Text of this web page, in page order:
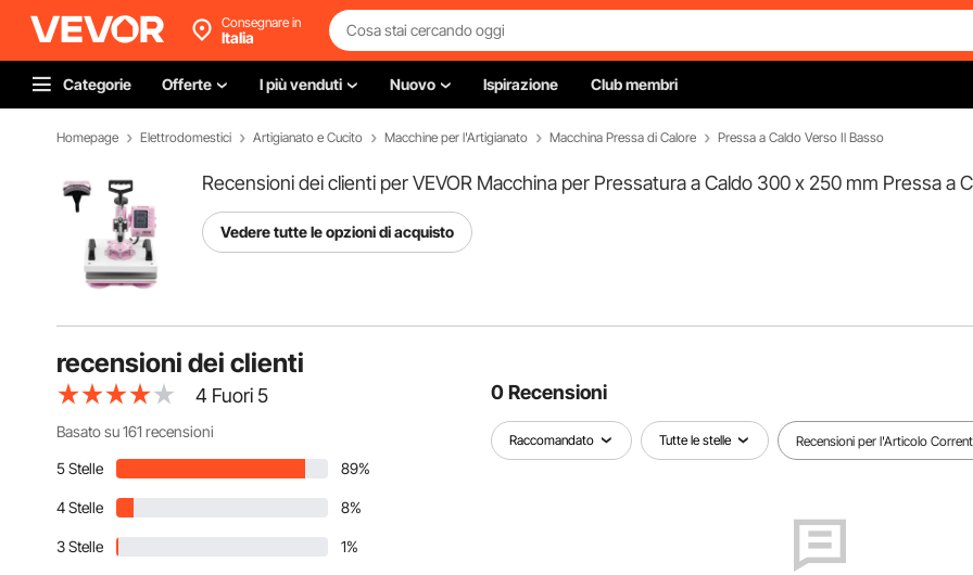
Consegnare in
Italia
Categorie Offerte I più venduti Nuovo Ispirazione Club membri
Homepage Elettrodomestici Artigianato e Cucito Macchine per l'Artigianato Macchina Pressa di Calore Pressa a Caldo Verso Il Basso
Recensioni dei clienti per VEVOR Macchina per Pressatura a Caldo 300 x 250 mm Pressa a
Vedere tutte le opzioni di acquisto
recensioni dei clienti
4 Fuori 5
Basato su 161 recensioni
5 Stelle
89%
4 Stelle 8%
3 Stelle 1%
0 Recensioni
Raccomandato Tutte le stelle Recensioni per l'Articolo